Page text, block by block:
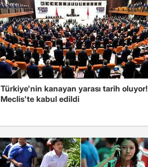
Türkiye'nin kanayan yarası tarih oluyor!
Meclis'te kabul edildi